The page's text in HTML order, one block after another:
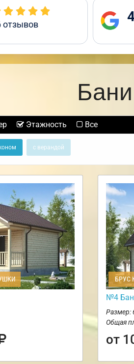
отзывов
Этажность Все
с верандой
БРУС
№4
Размер:
Общая
от